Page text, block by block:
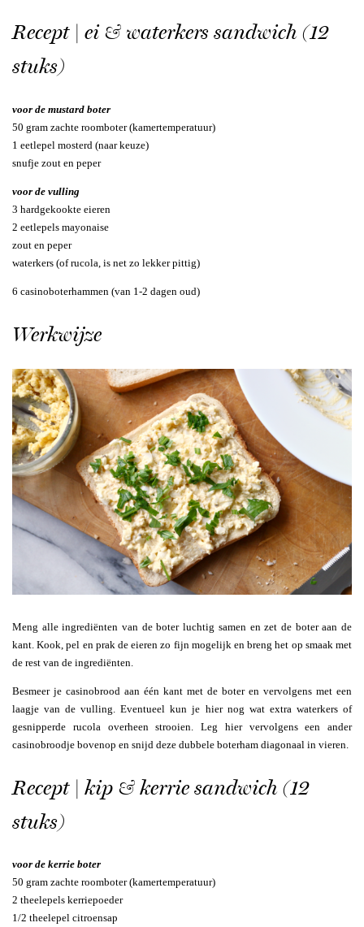
Recept | ei & waterkers sandwich (12
stuks)
voor de mustard boter
50 gram zachte roomboter (kamertemperatuur)
1 eetlepel mosterd (naar keuze)
snufje zout en peper
voor de vulling
3 hardgekookte eieren
2 eetlepels mayonaise
zout en peper
waterkers (of rucola, is net zo lekker pittig)
6 casinoboterhammen (van 1-2 dagen oud)
Werkwijze
Meng alle ingrediënten van de boter luchtig samen en zet de boter aan de
kant. Kook, pel en prak de eieren zo fijn mogelijk en breng het op smaak met
de rest van de ingrediënten.
Besmeer je casinobrood aan één kant met de boter en vervolgens met een
laagje van de vulling. Eventueel kun je hier nog wat extra waterkers of
gesnipperde rucola overheen strooien. Leg hier vervolgens een ander
casinobroodje bovenop en snijd deze dubbele boterham diagonaal in vieren.
Recept | kip & kerrie sandwich (12
stuks)
voor de kerrie boter
50 gram zachte roomboter (kamertemperatuur)
2 theelepels kerriepoeder
1/2 theelepel citroensap